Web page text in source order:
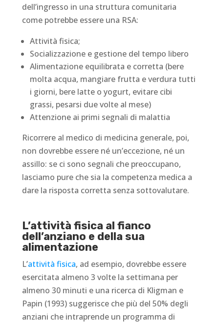
dell’ingresso in una struttura comunitaria
come potrebbe essere una RSA:
Attività fisica;
Socializzazione e gestione del tempo libero
Alimentazione equilibrata e corretta (bere
molta acqua, mangiare frutta e verdura tutti
i giorni, bere latte o yogurt, evitare cibi
grassi, pesarsi due volte al mese)
Attenzione ai primi segnali di malattia
Ricorrere al medico di medicina generale, poi,
non dovrebbe essere né un’eccezione, né un
assillo: se ci sono segnali che preoccupano,
lasciamo pure che sia la competenza medica a
dare la risposta corretta senza sottovalutare.
L’attività fisica al fianco
dell’anziano e della sua
alimentazione
L’attività fisica, ad esempio, dovrebbe essere
esercitata almeno 3 volte la settimana per
almeno 30 minuti e una ricerca di Kligman e
Papin (1993) suggerisce che più del 50% degli
anziani che intraprende un programma di